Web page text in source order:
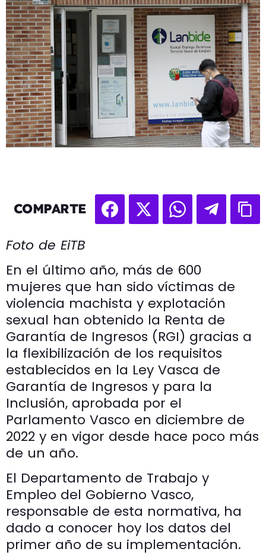
COMPARTE
Foto de EiTB
En el último año, más de 600
mujeres que han sido víctimas de
violencia machista y explotación
sexual han obtenido la Renta de
Garantía de Ingresos (RGI) gracias a
la flexibilización de los requisitos
establecidos en la Ley Vasca de
Garantía de Ingresos y para la
Inclusión, aprobada por el
Parlamento Vasco en diciembre de
2022 y en vigor desde hace poco más
de un año.
El Departamento de Trabajo y
Empleo del Gobierno Vasco,
responsable de esta normativa, ha
dado a conocer hoy los datos del
primer año de su implementación.